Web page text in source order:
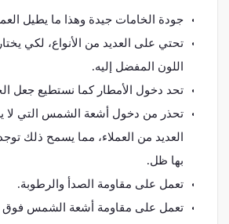
جودة الخامات جيدة وهذا ما يطيل
تحتي على العديد من الأنواع، لكي
اللون المفضل إليه.
تحد دخول الأمطار كما نستطيع جعل
تحذر من دخول أشعة الشمس التي لا
العديد من العملاء، مما يسمح ذلك
بها ظل.
تعمل على مقاومة الصدأ والرطوبة.
تعمل على مقاومة أشعة الشمس فوق